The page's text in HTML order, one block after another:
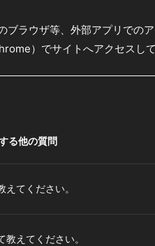
ブラウザ等、外部アプリでの
）でサイトへアクセスして
る他の質問
てください。
えてください。